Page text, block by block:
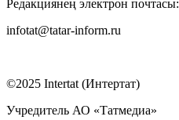
Редакциянең электрон почтасы:
infotat@tatar-inform.ru
©2025 Intertat (Интертат)
Учредитель АО «Татмедиа»